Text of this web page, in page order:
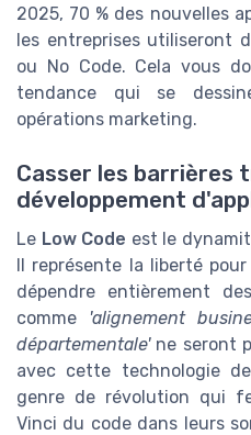
2025, 70 % des nouvelles
les entreprises utiliseront
ou No Code. Cela vous
tendance qui se
opérations marketing.
Casser les barrières
développement
Le Low Code est le
Il représente la liberté
dépendre entièrement
comme
'alignement
départementale'ne seront
avec cette technologie
genre de révolution qui
Vinci du code dans leurs